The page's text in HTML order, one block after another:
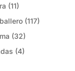
(11)
(117)
(32)
(4)